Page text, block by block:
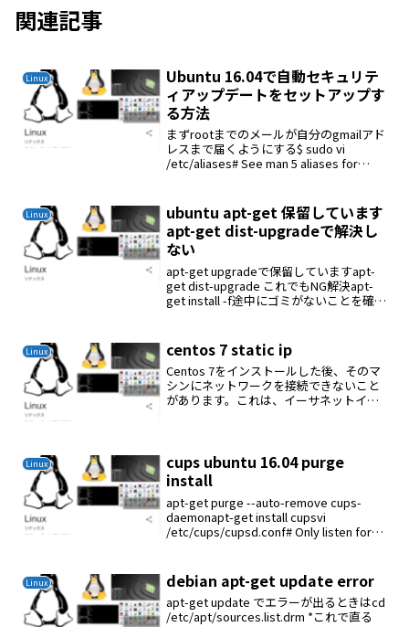
関連記事
Linux
Ubuntu 16.04で自動セキュリテ
ィアップデートをセットアップす
る方法
まずrootまでのメールが自分のgmailアド
レスまで届くようにする$ sudo vi
/etc/aliases# See man 5 aliases for
Linux
ubuntu apt-get 保留しています
apt-get dist-upgradeで解決し
ない
apt-get upgradeで保留していますapt-
get dist-upgrade これでもNG解決apt-
get install -f途中にゴミがないことを確認
Linux centos 7 static ip
Centos 7をインストールした後、そのマ
シンにネットワークを接続できないこと
があります。これは、イーサネットイン
Linux
cups ubuntu 16.04 purge
install
apt-get purge --auto-remove cups-
daemonapt-get install cupsvi
/etc/cups/cupsd.conf# Only listen for
Linux debian apt-get update error
apt-get update でエラーが出るときはcd
/etc/apt/sources.list.drm *これで直る